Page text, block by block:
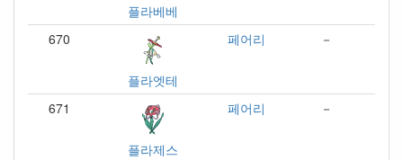
플라베베
670
플라엣테
페어리 －
671
플라제스
페어리 －